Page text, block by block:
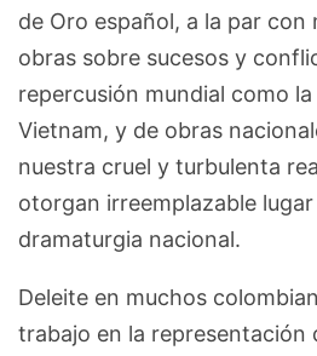
de Oro español, a la par con
obras sobre sucesos y
repercusión mundial como la
Vietnam, y de obras
nuestra cruel y turbulenta
otorgan irreemplazable
dramaturgia nacional.
Deleite en muchos
trabajo en la representación